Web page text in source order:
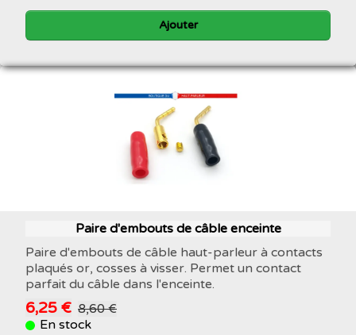
Ajouter
Paire d'embouts de câble enceinte
Paire d'embouts de câble haut-parleur à contacts
plaqués or, cosses à visser. Permet un contact
parfait du câble dans l'enceinte.
6,25 € 8,60 €
En stock